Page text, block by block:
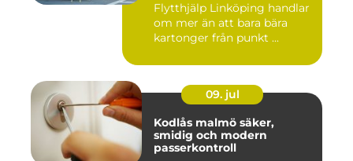
Flytthjälp Linköping handlar
om mer än att bara bära
kartonger från punkt ...
09. jul
Kodlås malmö säker,
smidig och modern
passerkontroll